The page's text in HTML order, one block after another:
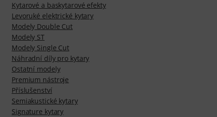
Kytarové a baskytarové efekty
Levoruké elektrické kytary
Modely Double Cut
Modely ST
Modely Single Cut
Náhradní díly pro kytary
Ostatní modely
Premium nástroje
Příslušenství
Semiakustické kytary
Signature kytary